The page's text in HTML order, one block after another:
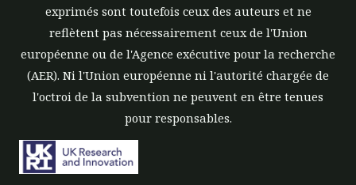
exprimés sont toutefois ceux des auteurs et ne
reflètent pas nécessairement ceux de l'Union
européenne ou de l'Agence exécutive pour la recherche
(AER). Ni l'Union européenne ni l'autorité chargée de
l'octroi de la subvention ne peuvent en être tenues
pour responsables.